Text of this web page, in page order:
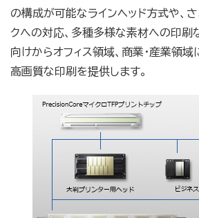
の構成が可能なラインヘッド方式や、
クへの対応、多種多様な素材への印刷
向けからオフィス領域、商業・産業領
高画質な印刷を提供します。